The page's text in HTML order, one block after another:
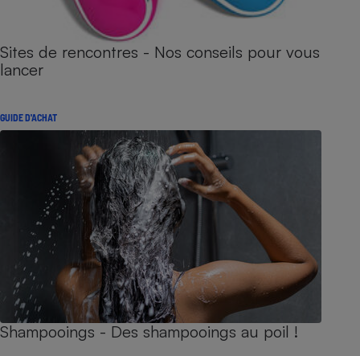
Sites de rencontres - Nos conseils pour vous
lancer
GUIDE D'ACHAT
Shampooings - Des shampooings au poil !